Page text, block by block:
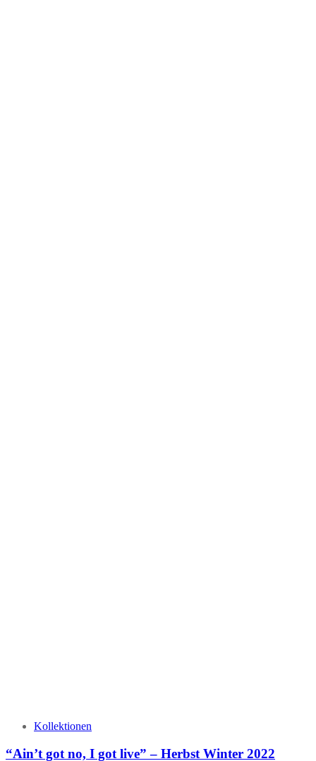
Kollektionen
“Ain’t got no, I got live” – Herbst Winter 2022